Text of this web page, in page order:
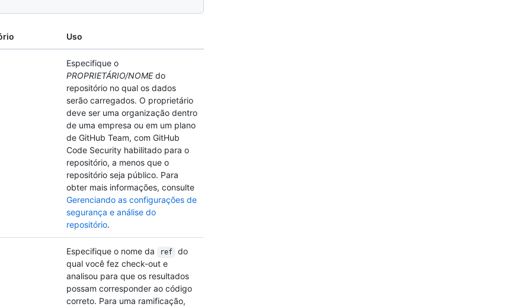
Uso
Especifique o
PROPRIETÁRIO/NOMEdo
repositório no qual os dados
serão carregados. O proprietário
deve ser uma organização dentro
de uma empresa ou em um plano
de GitHub Team, com GitHub
Code Security habilitado para o
repositório, a menos que o
repositório seja público. Para
obter mais informações, consulte
Gerenciando as configurações de
segurança e análise do
repositório.
Especifique o nome da ref
do
qual você fez check-out e
analisou para que os resultados
possam corresponder ao código
correto. Para uma ramificação,